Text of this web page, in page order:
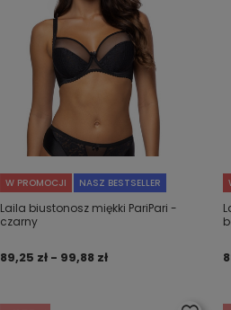
W PROMOCJI NASZ BESTSELLER
Laila biustonosz miękki PariPari -
czarny
89,25 zł - 99,88 zł